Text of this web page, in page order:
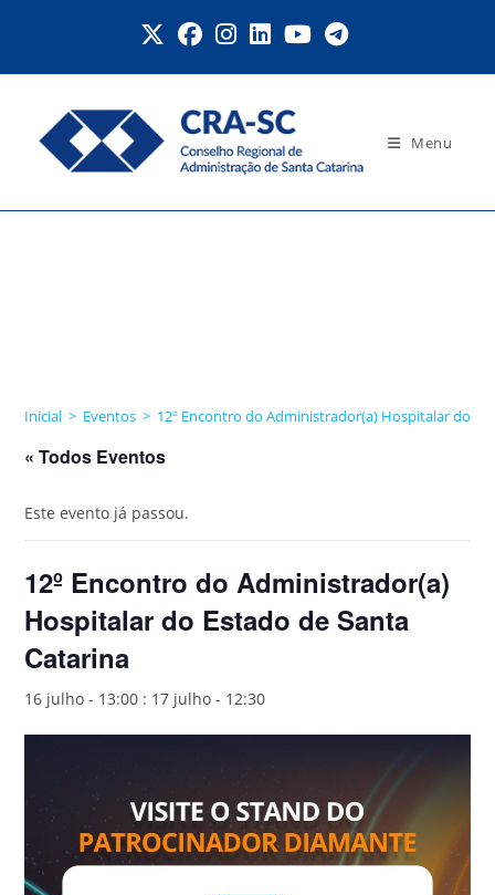
Menu
Inicial > Eventos > 12º Encontro do Administrador(a) Hospitalar do
« Todos Eventos
Este evento já passou.
12º Encontro do Administrador(a)
Hospitalar do Estado de Santa
Catarina
16 julho - 13:00 : 17 julho - 12:30